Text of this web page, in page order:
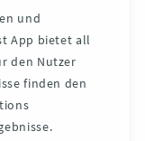
und
App bietet all
den Nutzer
finden den